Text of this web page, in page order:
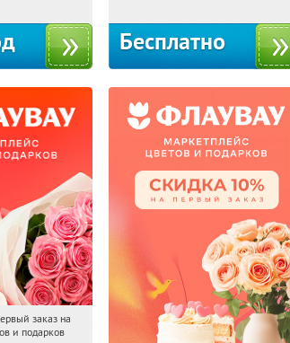
Бесплатно
Получили:
заказ на
и подарков